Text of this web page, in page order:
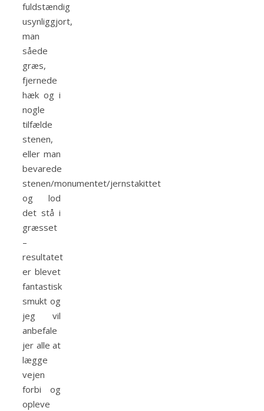
fuldstændig
usynliggjort,
man
såede
græs,
fjernede
hæk og i
nogle
tilfælde
stenen,
eller man
bevarede
stenen/monumentet/jernstakittet
og lod
det stå i
græsset
–
resultatet
er blevet
fantastisk
smukt og
jeg vil
anbefale
jer alle at
lægge
vejen
forbi og
opleve